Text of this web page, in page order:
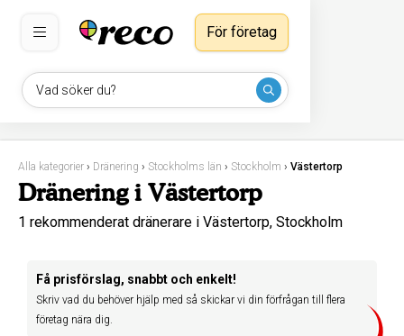
Vad söker du?
För företag
Alla kategorier › Dränering › Stockholms län › Stockholm › Västertorp
Dränering i Västertorp
1 rekommenderat dränerare i Västertorp, Stockholm
Få prisförslag, snabbt och enkelt!
Skriv vad du behöver hjälp med så skickar vi din förfrågan till flera
företag nära dig.